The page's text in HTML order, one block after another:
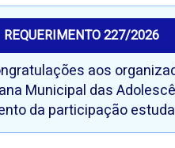
REQUERIMENTO 227/2026
aos
Municipal das
da participação